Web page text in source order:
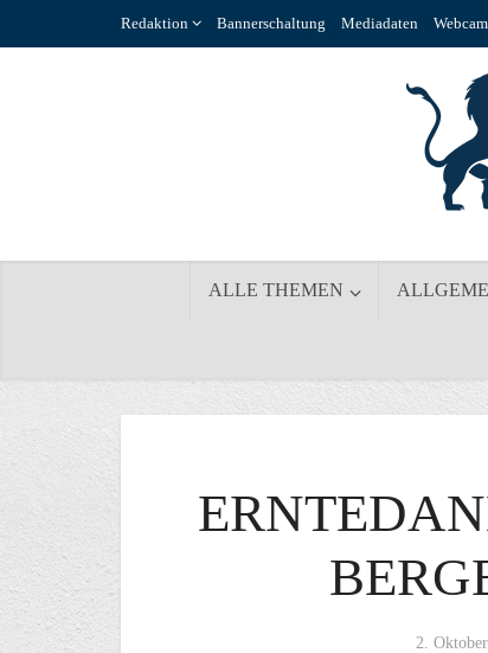
Redaktion Bannerschaltung Mediadaten
ALLE THEMEN
2.